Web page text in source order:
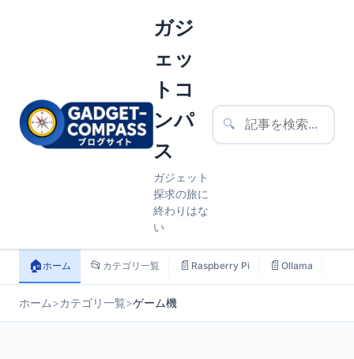
ガジ
ェッ
トコ
ンパ
ス
ガジェット
探求の旅に
終わりはな
い
🔍
🏠ホーム 📂 カテゴリ一覧 📄 Raspberry Pi 📄 Ollama
ホーム>カテゴリ一覧>ゲーム機